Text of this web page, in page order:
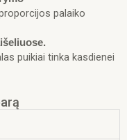
palaiko
puikiai tinka kasdienei